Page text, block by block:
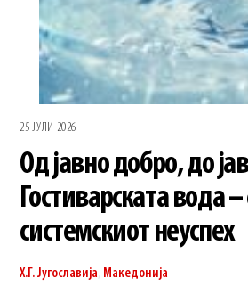
25 ЈУЛИ 2026
Од јавно добро, до
Гостиварската вода
системскиот неуспех
Х.Г. Југославија Македонија